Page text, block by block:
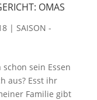
OMAS
| SAISON -
sein Essen
aus? Esst ihr
Familie gibt